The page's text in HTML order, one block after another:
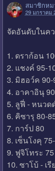
สมาชิกหม
29 มกราคม
จัดอันดับในค
1. ดราก้อน
2. แชงค์ 95-
3. มิฮอว์ค 90-
4. อาคาอินุ 90
5. ลูฟี่ - หนวด
6. คิซารุ 80-
7. การ์ป 80
8. เซ็นโงคุ
9. ฟูจิโทระ 75
10. ซาโบ้ - เ